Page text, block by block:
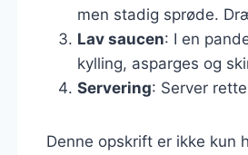
men stadig sprøde.
Lav saucen: I en
kylling, asparges og
Servering: Server
Denne opskrift er ikke kun